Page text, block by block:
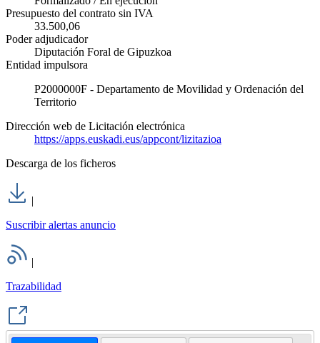
Presupuesto del contrato sin IVA
33.500,06
Poder adjudicador
Diputación Foral de Gipuzkoa
Entidad impulsora
P2000000F - Departamento de Movilidad y Ordenación del
Territorio
Dirección web de Licitación electrónica
https://apps.euskadi.eus/appcont/lizitazioa
Descarga de los ficheros
|
Suscribir alertas anuncio
|
Trazabilidad